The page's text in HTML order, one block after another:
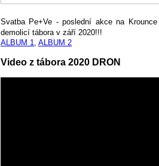
Svatba Pe+Ve - poslední akce na Krounce
demolicí tábora v září 2020!!!
ALBUM 1, ALBUM 2
Video z tábora 2020 DRON